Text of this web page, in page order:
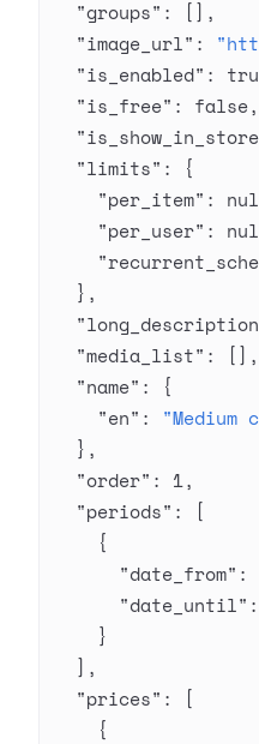
  "groups"
: [],
  "image_url"
:
  "is_enabled"
:
  "is_free"
: false,
  "limits"
: {
    "per_item"
:
    "per_user"
:
  },
  "media_list"
: [],
  "name"
: {
    "en"
: "Medium
  },
  "order"
: 1,
  "periods"
: [
    {
      "date_from"
:
      "date_until"
:
    }
  ],
  "prices"
: [
    {